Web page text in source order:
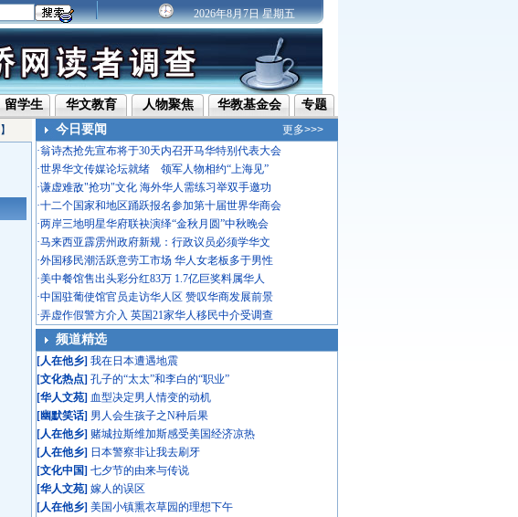
2026年8月7日 星期五
留学生 华文教育 人物聚焦 华教基金会 专题
】 今日要闻
更多>>>
·翁诗杰抢先宣布将于30天内召开马华特别代表大会
·世界华文传媒论坛就绪 领军人物相约“上海见”
·谦虚难敌"抢功"文化 海外华人需练习举双手邀功
·十二个国家和地区踊跃报名参加第十届世界华商会
·两岸三地明星华府联袂演绎“金秋月圆”中秋晚会
·马来西亚霹雳州政府新规：行政议员必须学华文
·外国移民潮活跃意劳工市场 华人女老板多于男性
·美中餐馆售出头彩分红83万 1.7亿巨奖料属华人
·中国驻葡使馆官员走访华人区 赞叹华商发展前景
·弄虚作假警方介入 英国21家华人移民中介受调查
频道精选
[人在他乡] 我在日本遭遇地震
[文化热点] 孔子的“太太”和李白的“职业”
[华人文苑] 血型决定男人情变的动机
[幽默笑话] 男人会生孩子之N种后果
[人在他乡] 赌城拉斯维加斯感受美国经济凉热
[人在他乡] 日本警察非让我去刷牙
[文化中国] 七夕节的由来与传说
[华人文苑] 嫁人的误区
[人在他乡] 美国小镇熏衣草园的理想下午